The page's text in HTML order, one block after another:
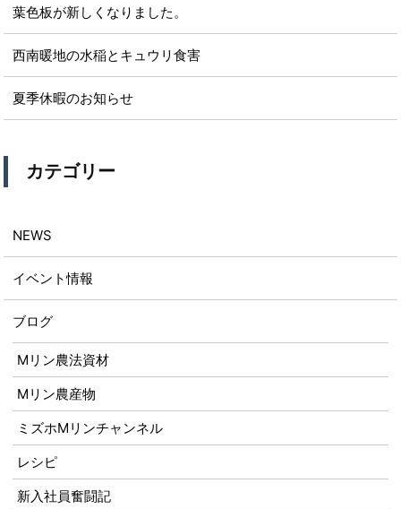
葉色板が新しくなりました。
西南暖地の水稲とキュウリ食害
夏季休暇のお知らせ
カテゴリー
NEWS
イベント情報
ブログ
Mリン農法資材
Mリン農産物
ミズホMリンチャンネル
レシピ
新入社員奮闘記